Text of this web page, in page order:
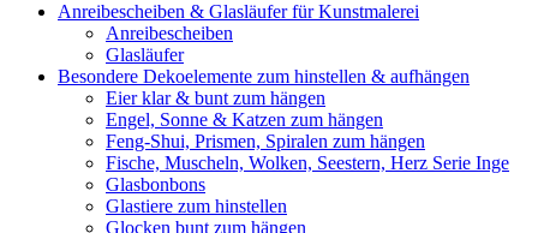
Anreibescheiben & Glasläufer für Kunstmalerei
Anreibescheiben
Glasläufer
Besondere Dekoelemente zum hinstellen & aufhängen
Eier klar & bunt zum hängen
Engel, Sonne & Katzen zum hängen
Feng-Shui, Prismen, Spiralen zum hängen
Fische, Muscheln, Wolken, Seestern, Herz Serie Inge
Glasbonbons
Glastiere zum hinstellen
Glocken bunt zum hängen